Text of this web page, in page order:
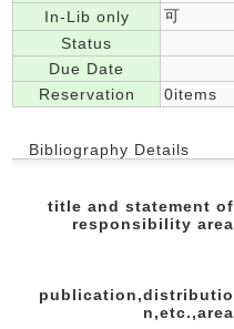
In-Lib only
可
Status
Due Date
Reservation
0items
Bibliography Details
title and statement of
responsibility area
publication,distributio
n,etc.,area